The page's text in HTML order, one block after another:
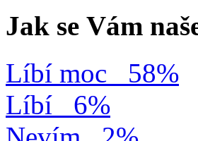
Jak se Vám
Líbí moc
58%
Líbí
6%